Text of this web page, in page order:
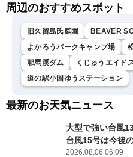
周辺のおすすめスポット
旧久留島氏庭園 BEAVER
よかろうパークキャンプ場
耶馬溪ダム
くじゅうエイド
道の駅小国ゆうステーション
最新のお天気ニュース
大型で強い台風
台風15号は今後
2026.08.06 06:09